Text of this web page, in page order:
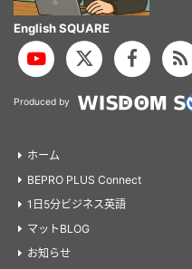
English SQUARE
Produced by
ホーム
BEPRO PLUS Connect
1日5分ビジネス英語
マットBLOG
お知らせ